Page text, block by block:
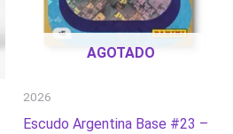
AGOTADO
2026
Escudo Argentina Base #23 –